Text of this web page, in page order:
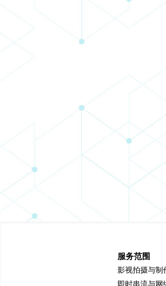
服务范围
影视拍摄与制
即时串流与网